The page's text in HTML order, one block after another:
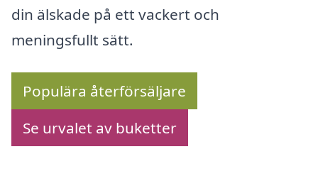
din älskade på ett vackert och
meningsfullt sätt.
Populära återförsäljare
Se urvalet av buketter